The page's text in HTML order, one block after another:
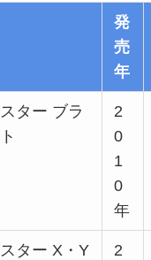
発
売
年
ター ブラ
2
0
1
0
年
ター X・Y
2